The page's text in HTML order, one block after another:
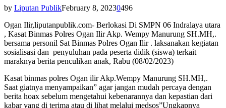
by Liputan PublikFebruary 8, 20230496
Ogan Ilir,liputanpublik.com- Berlokasi Di SMPN 06 Indralaya utara
, Kasat Binmas Polres Ogan Ilir Akp. Wempy Manurung SH.MH,.
bersama personil Sat Binmas Polres Ogan Ilir . laksanakan kegiatan
sosialisasi dan penyuluhan pada peserta didik (siswa) terkait
maraknya berita penculikan anak, Rabu (08/02/2023)
Kasat binmas polres Ogan ilir Akp.Wempy Manurung SH.MH,.
Saat giatnya menyampaikan” agar jangan mudah percaya dengan
berita hoax sebelum mengetahui kebenarannya dan kepastian dari
kabar yang di terima atau di lihat melalui medsos”Ungkapnya